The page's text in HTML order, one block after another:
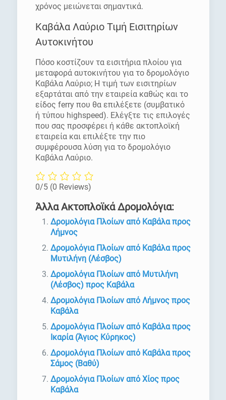
χρόνος μειώνεται σημαντικά.
Καβάλα Λαύριο Τιμή Εισιτηρίων
Αυτοκινήτου
Πόσο κοστίζουν τα εισιτήρια πλοίου για
μεταφορά αυτοκινήτου για το δρομολόγιο
Καβάλα Λαύριο; Η τιμή των εισιτηρίων
εξαρτάται από την εταιρεία καθώς και το
είδος ferry που θα επιλέξετε (συμβατικό
ή τύπου highspeed). Ελέγξτε τις επιλογές
που σας προσφέρει ή κάθε ακτοπλοϊκή
εταιρεία και επιλέξτε την πιο
συμφέρουσα λύση για το δρομολόγιο
Καβάλα Λαύριο.
0/5 (0 Reviews)
Άλλα Ακτοπλοϊκά Δρομολόγια:
Δρομολόγια Πλοίων από Καβάλα προς
Λήμνος
Δρομολόγια Πλοίων από Καβάλα προς
Μυτιλήνη (Λέσβος)
Δρομολόγια Πλοίων από Μυτιλήνη
(Λέσβος) προς Καβάλα
Δρομολόγια Πλοίων από Λήμνος προς
Καβάλα
Δρομολόγια Πλοίων από Καβάλα προς
Ικαρία (Άγιος Κύρηκος)
Δρομολόγια Πλοίων από Καβάλα προς
Σάμος (Βαθύ)
Δρομολόγια Πλοίων από Χίος προς
Καβάλα